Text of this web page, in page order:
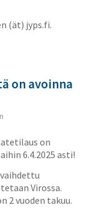
(ät) jyps.fi.
on avoinna
on
6.4.2025 asti!
Virossa.
2 vuoden takuu.